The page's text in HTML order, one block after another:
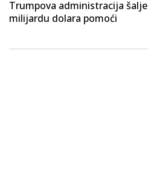
Trumpova administracija šalje
milijardu dolara pomoći